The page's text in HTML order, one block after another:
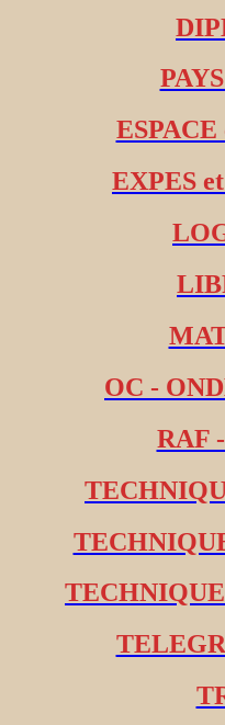
EXPES
OC -
RAF